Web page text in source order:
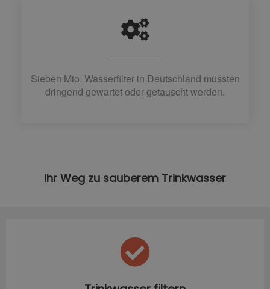
Sieben Mio. Wasserfilter in Deutschland müssten
dringend gewartet oder getauscht werden.
Ihr Weg zu sauberem Trinkwasser